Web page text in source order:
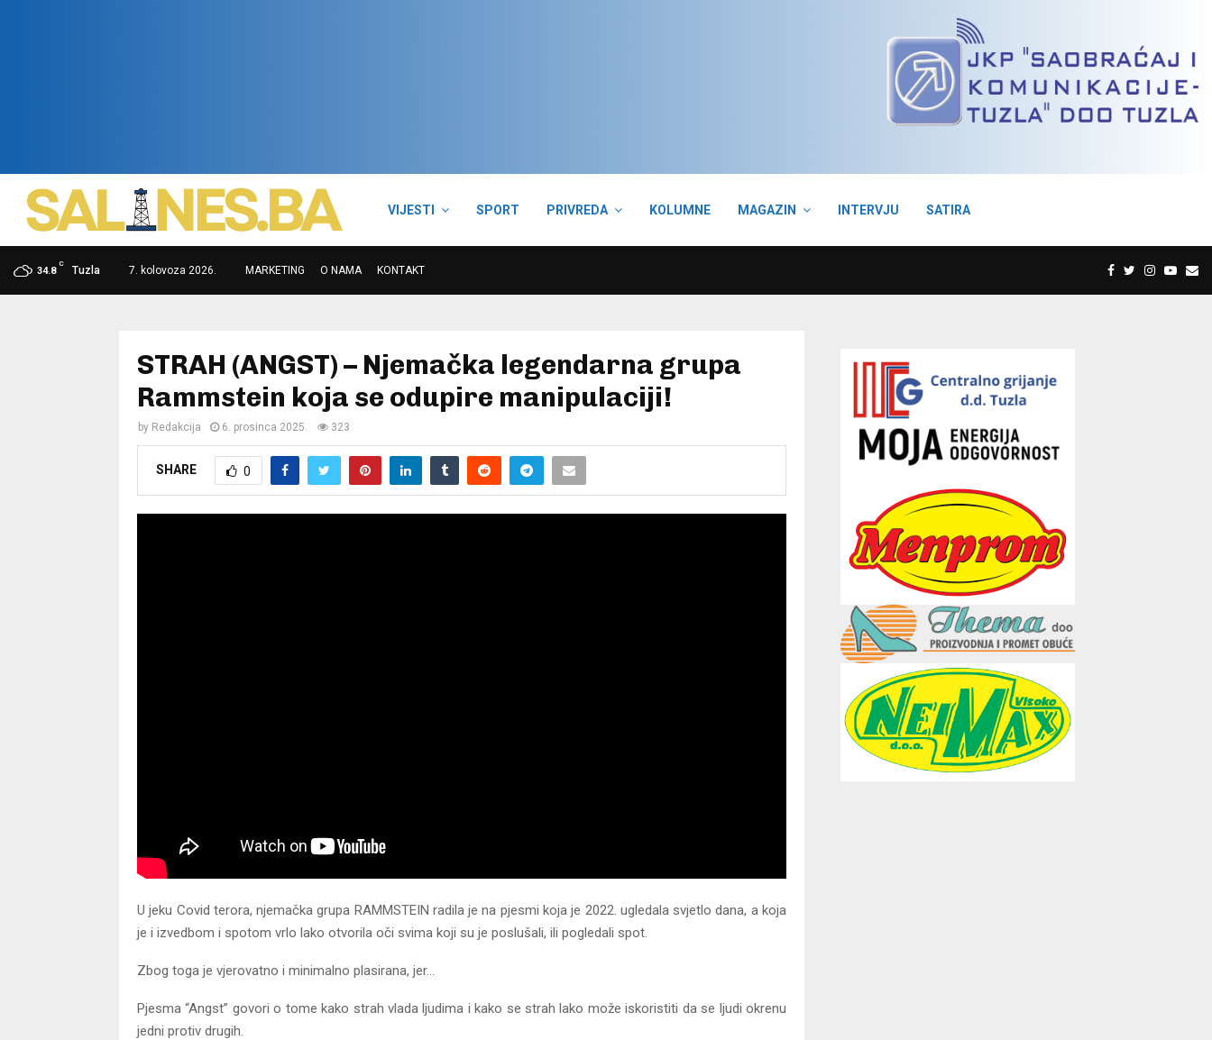
VIJESTI SPORT PRIVREDA KOLUMNE MAGAZIN INTERVJU SATIRA
34.8
C
Tuzla 7. kolovoza 2026. MARKETING O NAMA KONTAKT
STRAH (ANGST) – Njemačka legendarna grupa
Rammstein koja se odupire manipulaciji!
by Redakcija 6. prosinca 2025. 323
SHARE 0
U jeku Covid terora, njemačka grupa RAMMSTEIN radila je na pjesmi koja je 2022. ugledala svjetlo dana, a koja
je i izvedbom i spotom vrlo lako otvorila oči svima koji su je poslušali, ili pogledali spot.
Zbog toga je vjerovatno i minimalno plasirana, jer…
Pjesma “Angst” govori o tome kako strah vlada ljudima i kako se strah lako može iskoristiti da se ljudi okrenu
jedni protiv drugih.